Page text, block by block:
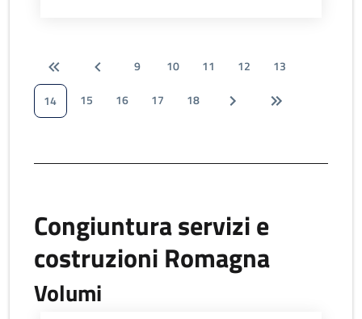
9 10 11 12
13
14
15 16 17 18
Congiuntura servizi e
costruzioni Romagna
Volumi